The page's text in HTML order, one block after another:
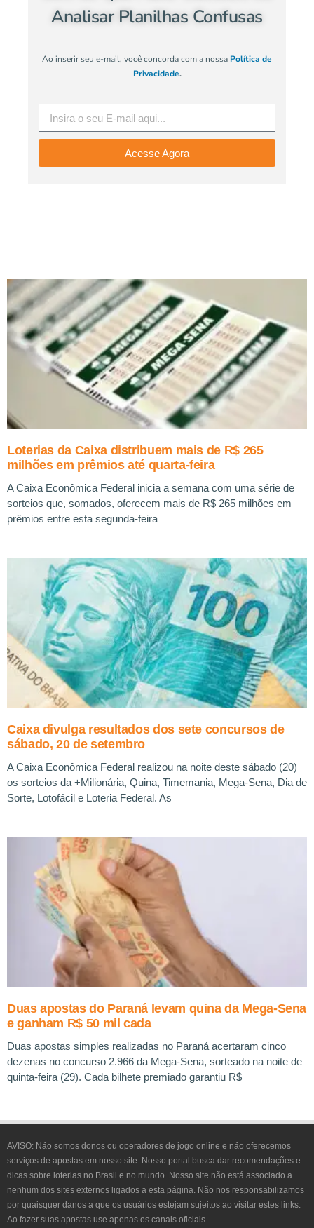
Analisar Planilhas Confusas
Ao inserir seu e-mail, você concorda com a nossa Política de
Privacidade.
Acesse Agora
Loterias da Caixa distribuem mais de R$ 265
milhões em prêmios até quarta-feira
A Caixa Econômica Federal inicia a semana com uma série de
sorteios que, somados, oferecem mais de R$ 265 milhões em
prêmios entre esta segunda-feira
Caixa divulga resultados dos sete concursos de
sábado, 20 de setembro
A Caixa Econômica Federal realizou na noite deste sábado (20)
os sorteios da +Milionária, Quina, Timemania, Mega-Sena, Dia de
Sorte, Lotofácil e Loteria Federal. As
Duas apostas do Paraná levam quina da Mega-Sena
e ganham R$ 50 mil cada
Duas apostas simples realizadas no Paraná acertaram cinco
dezenas no concurso 2.966 da Mega-Sena, sorteado na noite de
quinta-feira (29). Cada bilhete premiado garantiu R$
AVISO: Não somos donos ou operadores de jogo online e não oferecemos
serviços de apostas em nosso site. Nosso portal busca dar recomendações e
dicas sobre loterias no Brasil e no mundo. Nosso site não está associado a
nenhum dos sites externos ligados a esta página. Não nos responsabilizamos
por quaisquer danos a que os usuários estejam sujeitos ao visitar estes links.
Ao fazer suas apostas use apenas os canais oficiais.